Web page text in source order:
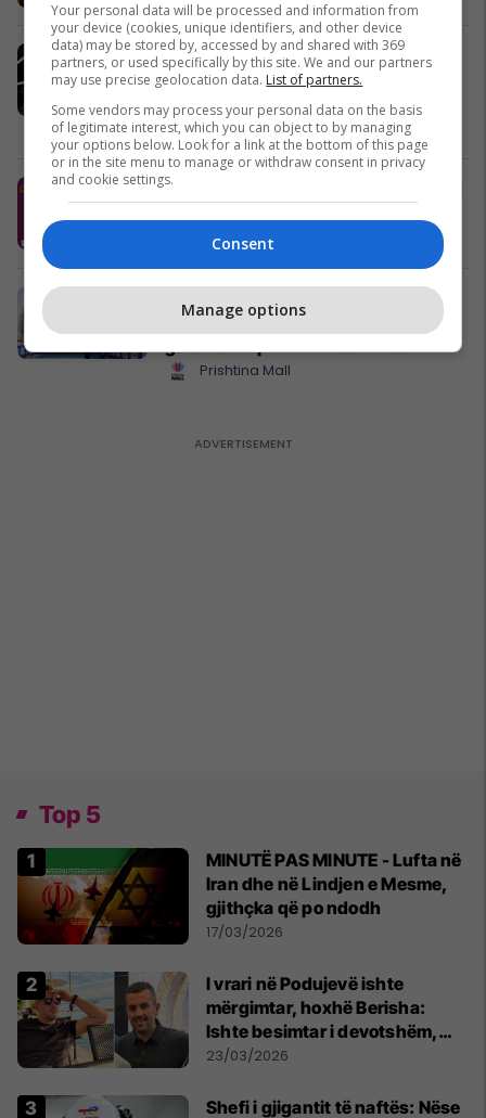
Turneu EA7 Spring Padel
Tournament vjen më 29 mars në
Padel Zone Prishtina
Padel Zone Prishtina
Produkti i më ri në Popeyes Kosova -
Popeyes
Federata e Atletikës organizojnë
Lëvizje”Prishtina Mall
Top 5
MINUTË PAS MINUTE - Lufta në
Iran dhe në Lindjen e Mesme,
gjithçka që po ndodh
17/03/2026
I vrari në Podujevë ishte
mërgimtar, hoxhë Berisha:
Ishte besimtar i devotshëm,
erdhi në Kosovë për Bajram
23/03/2026
Shefi i gjigantit të naftës: Nëse
Your personal data will be processed and information from
your device (cookies, unique identifiers, and other device
data) may be stored by, accessed by and shared with 369
partners, or used specifically by this site. We and our partners
may use precise geolocation data. List of partners.
Some vendors may process your personal data on the basis
of legitimate interest, which you can object to by managing
your options below. Look for a link at the bottom of this page
or in the site menu to manage or withdraw consent in privacy
and cookie settings.
Consent
Manage options